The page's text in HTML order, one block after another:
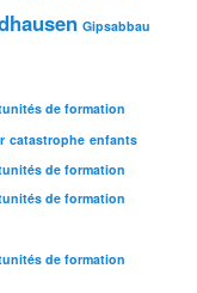
Gipsabbau
de formation
catastrophe enfants
de formation
de formation
de formation